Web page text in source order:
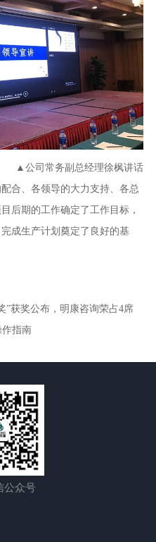
▲公司常务副总经理徐枫讲话
、各领导的大力支持、各总
后期的工作确定了工作目标，
成生产计划奠定了良好的基
”获奖公布，明康咨询荣占4席
指南
公众号